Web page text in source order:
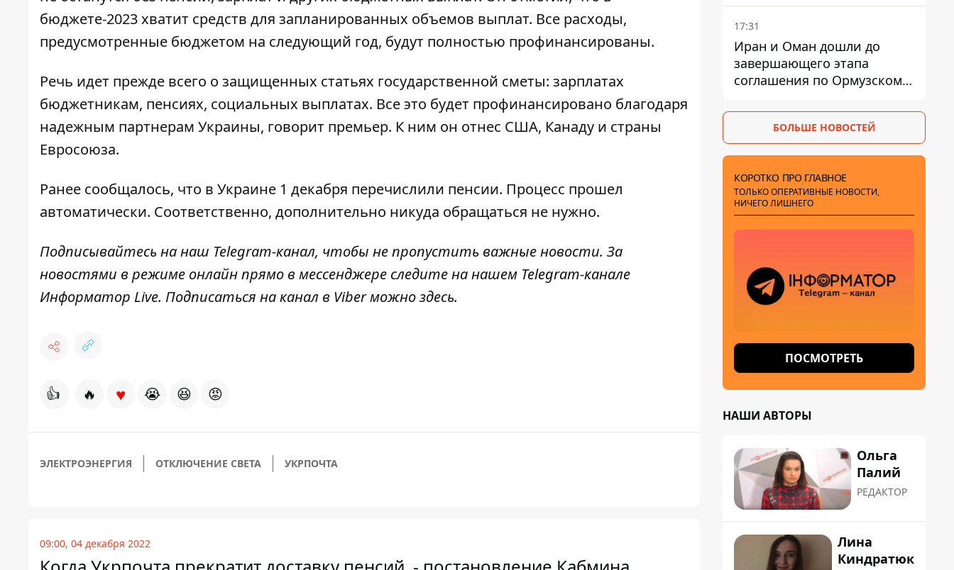
бюджете-2023 хватит средств для запланированных объемов выплат. Все расходы,
предусмотренные бюджетом на следующий год, будут полностью профинансированы.
Речь идет прежде всего о защищенных статьях государственной сметы: зарплатах
бюджетникам, пенсиях, социальных выплатах. Все это будет профинансировано благодаря
надежным партнерам Украины, говорит премьер. К ним он отнес США, Канаду и страны
Евросоюза.
Ранее сообщалось, что в Украине 1 декабря перечислили пенсии. Процесс прошел
автоматически. Соответственно, дополнительно никуда обращаться не нужно.
Подписывайтесь на наш Telegram-канал, чтобы не пропустить важные новости. За
новостями в режиме онлайн прямо в мессенджере следите на нашем Telegram-канале
Информатор Live. Подписаться на канал в Viber можноздесь.
👍 🔥 ♥ 😭 😆 😡
ЭЛЕКТРОЭНЕРГИЯ ОТКЛЮЧЕНИЕ СВЕТА УКРПОЧТА
09:00, 04 декабря 2022
в гектар
17:31
Иран и Оман дошли до
завершающего этапа
соглашения по Ормузскому
зависит от снятия блокады
БОЛЬШЕ НОВОСТЕЙ
КОРОТКО ПРО ГЛАВНОЕ
ТОЛЬКО ОПЕРАТИВНЫЕ НОВОСТИ,
НИЧЕГО ЛИШНЕГО
ПОСМОТРЕТЬ
НАШИ АВТОРЫ
Ольга
Палий
РЕДАКТОР
Лина
Киндратюк